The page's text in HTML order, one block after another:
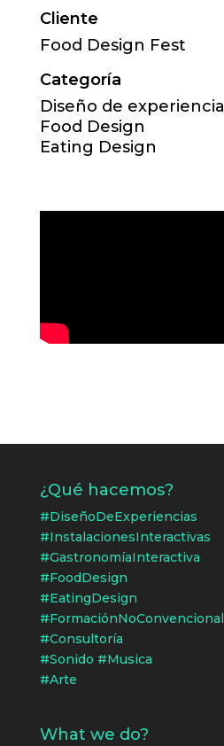
Cliente
Food Design Fest
Categoría
Diseño de experiencia
Food Design
Eating Design
¿Qué hacemos?
#DiseñoDeExperiencias
#InstalacionesInteractivas
#GastronomíaInteractiva
#FoodDesign
#EatingDesign
#FormaciónNoConvencional
#Consultoría
#Sonido #Musica
#Arte
What we do?